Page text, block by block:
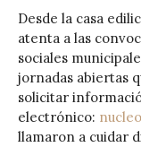
Desde la casa
atenta a las
sociales
jornadas abiertas
solicitar
electrónico:
llamaron a cuidar